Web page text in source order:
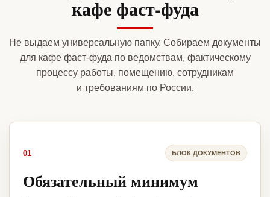
кафе фаст-фуда
Не выдаем универсальную папку. Собираем документы
для кафе фаст-фуда по ведомствам, фактическому
процессу работы, помещению, сотрудникам
и требованиям по России.
01 БЛОК ДОКУМЕНТОВ
Обязательный минимум